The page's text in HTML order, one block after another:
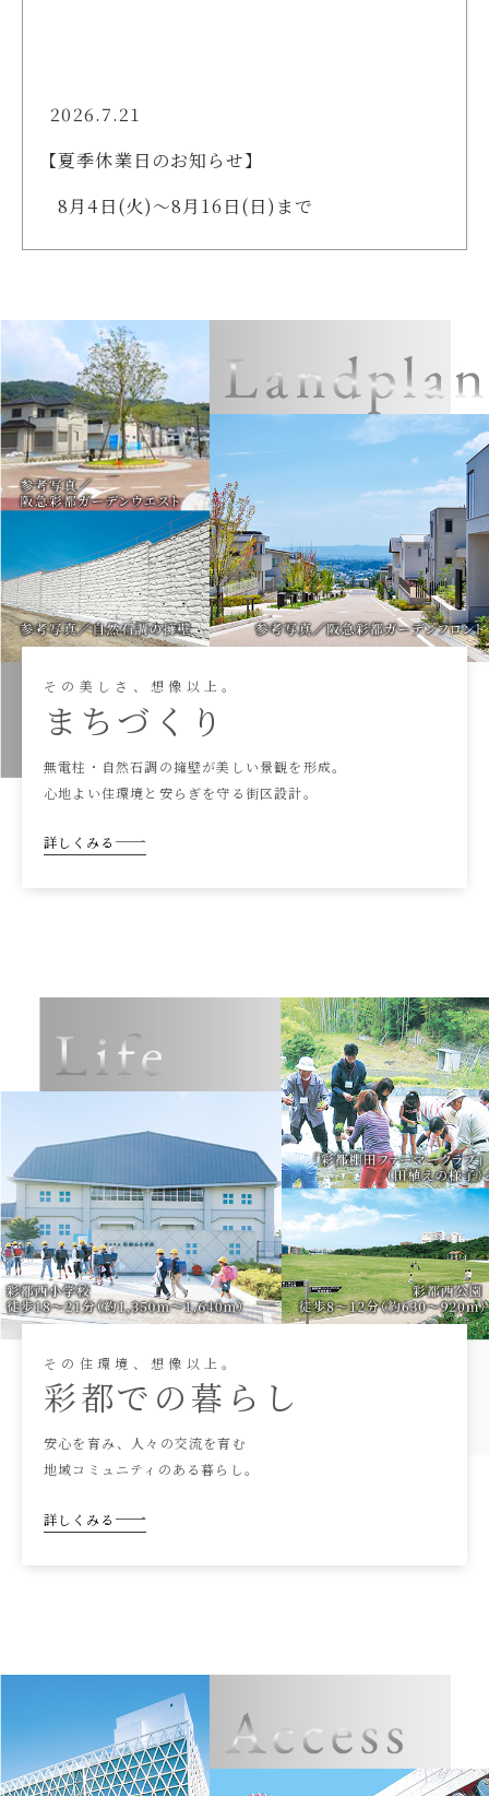
2026.7.21
【夏季休業日のお知らせ】
8月4日(火)～8月16日(日)まで
夏季休業とさせていただきます。
つきましては、8月17日（月）
以降にご対応させていただきます。
あらかじめご了承ください。
そ の 美 し さ 、 想像 以 上。
ま ち づ く り
無電柱・自然石調の擁壁が美しい景観を形成。
心地よい住環境と 安らぎを守る街区設計。
詳しくみる
そ の 住 環境 、 想像 以 上。
彩都で の暮 ら し
安心を育み、人々の交流を育む
地域コミュニティのある暮らし。
詳しくみる